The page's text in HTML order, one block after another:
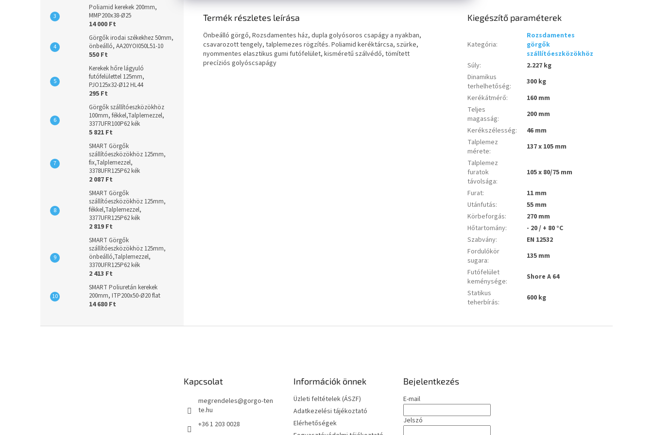
Poliamid kerekek 200mm,
MMP200x38-Ø25
14 000 Ft
Görgők irodai székekhez 50mm,
önbeálló, AA20YOI050L51-10
550 Ft
Kerekek hőre lágyuló
futófelülettel 125mm,
PJO125x32-Ø12 HL44
295 Ft
Görgők szállítóeszközökhöz
100mm, fékkel,Talplemezzel,
3377UFR100P62 kék
5 821 Ft
SMART Görgők
szállítóeszközökhöz 125mm,
fix,Talplemezzel,
3378UFR125P62 kék
2 087 Ft
SMART Görgők
szállítóeszközökhöz 125mm,
fékkel,Talplemezzel,
3377UFR125P62 kék
2 819 Ft
SMART Görgők
szállítóeszközökhöz 125mm,
önbeálló,Talplemezzel,
3370UFR125P62 kék
2 413 Ft
SMART Poliuretán kerekek
200mm, ITP200x50-Ø20 flat
14 680 Ft
Termék részletes leírása
Önbeálló görgő, Rozsdamentes ház, dupla golyósoros csapágy a nyakban,
csavarozott tengely, talplemezes rögzítés. Poliamid keréktárcsa, szürke,
nyommentes elasztikus gumi futófelület, kisméretű szálvédő, tömített
precíziós golyóscsapágy
Kiegészítő paraméterek
Kategória:
Rozsdamentes
görgők
szállítóeszközökhöz
Súly:
2.227 kg
Dinamikus
terhelhetőség:
300 kg
Kerékátmérő:
160 mm
Teljes
magasság:
200 mm
Kerékszélesség:
46 mm
Talplemez
mérete:
137 x 105 mm
Talplemez
furatok
távolsága:
105 x 80/75 mm
Furat:
11 mm
Utánfutás:
55 mm
Körbeforgás:
270 mm
Hőtartomány:
- 20 / + 80 °C
Szabvány:
EN 12532
Fordulókör
sugara:
135 mm
Futófelület
keménysége:
Shore A 64
Statikus
teherbírás: 600 kg
Kapcsolat
megrendeles@gorgo-ten
te.hu
+36 1 203 0028
Információk önnek
Üzleti feltételek (ÁSZF)
Adatkezelési tájékoztató
Elérhetőségek
Bejelentkezés
E-mail
Jelszó